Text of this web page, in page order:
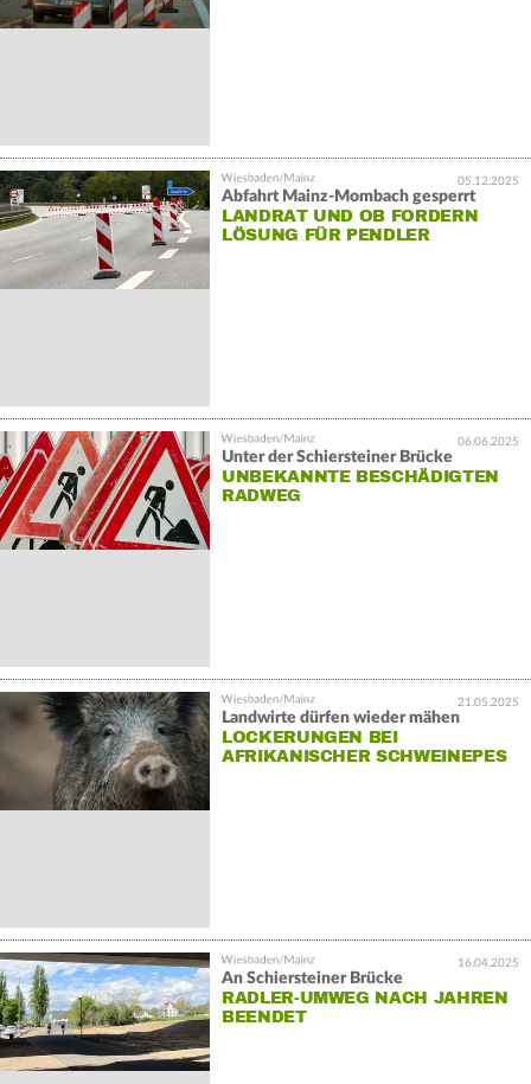
05.12.2025
Abfahrt Mainz-Mombach gesperrt
LANDRAT UND OB FORDERN
LÖSUNG FÜR PENDLER
06.06.2025
Unter der Schiersteiner Brücke
UNBEKANNTE BESCHÄDIGTEN
RADWEG
21.05.2025
Landwirte dürfen wieder mähen
LOCKERUNGEN BEI
AFRIKANISCHER SCHWEINEPES
16.04.2025
An Schiersteiner Brücke
RADLER-UMWEG NACH JAHREN
BEENDET